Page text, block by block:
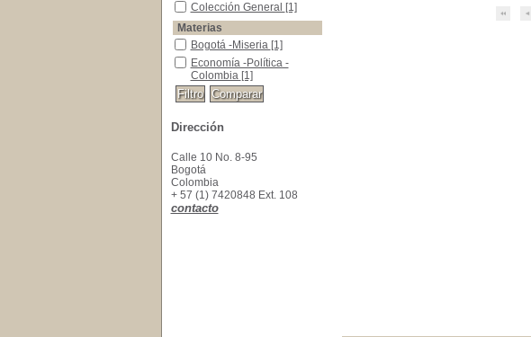
Colección General
Colección General [1]
Materias
Bogotá -Miseria
Bogotá -Miseria [1]
Economía -Política -Colombia
Economía -Política -
Colombia [1]
Dirección
Calle 10 No. 8-95
Bogotá
Colombia
+ 57 (1) 7420848 Ext. 108
contacto